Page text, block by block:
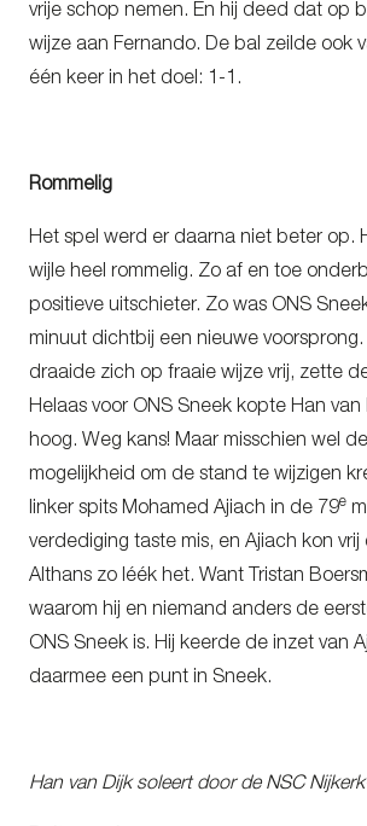
vrije schop nemen. En hij deed dat op
wijze aan Fernando. De bal zeilde ook
één keer in het doel: 1-1.
Rommelig
Het spel werd er daarna niet beter op.
wijle heel rommelig. Zo af en toe
positieve uitschieter. Zo was ONS
minuut dichtbij een nieuwe voorsprong.
draaide zich op fraaie wijze vrij, zette
Helaas voor ONS Sneek kopte Han van
hoog. Weg kans! Maar misschien wel
mogelijkheid om de stand te wijzigen
linker spits Mohamed Ajiach in de 79e
verdediging taste mis, en Ajiach kon vrij
Althans zo léék het. Want Tristan
waarom hij en niemand anders de
ONS Sneek is. Hij keerde de inzet van
daarmee een punt in Sneek.
Han van Dijk soleert door de NSC